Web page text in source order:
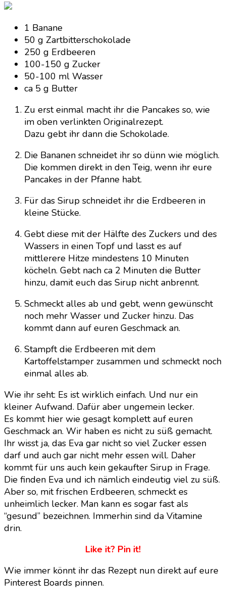
1 Banane
50 g Zartbitterschokolade
250 g Erdbeeren
100-150 g Zucker
50-100 ml Wasser
ca 5 g Butter
Zu erst einmal macht ihr die Pancakes so, wie
im oben verlinkten Originalrezept.
Dazu gebt ihr dann die Schokolade.
Die Bananen schneidet ihr so dünn wie möglich.
Die kommen direkt in den Teig, wenn ihr eure
Pancakes in der Pfanne habt.
Für das Sirup schneidet ihr die Erdbeeren in
kleine Stücke.
Gebt diese mit der Hälfte des Zuckers und des
Wassers in einen Topf und lasst es auf
mittlerere Hitze mindestens 10 Minuten
köcheln. Gebt nach ca 2 Minuten die Butter
hinzu, damit euch das Sirup nicht anbrennt.
Schmeckt alles ab und gebt, wenn gewünscht
noch mehr Wasser und Zucker hinzu. Das
kommt dann auf euren Geschmack an.
Stampft die Erdbeeren mit dem
Kartoffelstamper zusammen und schmeckt noch
einmal alles ab.
Wie ihr seht: Es ist wirklich einfach. Und nur ein
kleiner Aufwand. Dafür aber ungemein lecker.
Es kommt hier wie gesagt komplett auf euren
Geschmack an. Wir haben es nicht zu süß gemacht.
Ihr wisst ja, das Eva gar nicht so viel Zucker essen
darf und auch gar nicht mehr essen will. Daher
kommt für uns auch kein gekaufter Sirup in Frage.
Die finden Eva und ich nämlich eindeutig viel zu süß.
Aber so, mit frischen Erdbeeren, schmeckt es
unheimlich lecker. Man kann es sogar fast als
“gesund” bezeichnen. Immerhin sind da Vitamine
drin.
Like it? Pin it!
Wie immer könnt ihr das Rezept nun direkt auf eure
Pinterest Boards pinnen.